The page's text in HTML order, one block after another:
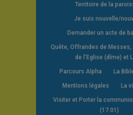
Territoire de la
Je suis nouvelle/
Demander un acte de
Quête, Offrandes de Messes,
de l’Eglise (dîme) et
Parcours Alpha La
Mentions légales La
Visiter et Porter la
(17.01)